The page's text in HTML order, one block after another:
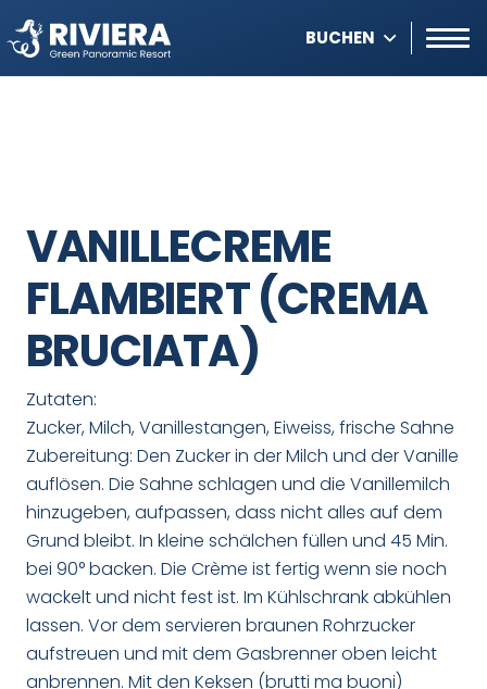
BUCHEN
VANILLECREME
FLAMBIERT (CREMA
BRUCIATA)
Zutaten:
Zucker, Milch, Vanillestangen, Eiweiss, frische Sahne
Zubereitung: Den Zucker in der Milch und der Vanille
auflösen. Die Sahne schlagen und die Vanillemilch
hinzugeben, aufpassen, dass nicht alles auf dem
Grund bleibt. In kleine schälchen füllen und 45 Min.
bei 90° backen. Die Crème ist fertig wenn sie noch
wackelt und nicht fest ist. Im Kühlschrank abkühlen
lassen. Vor dem servieren braunen Rohrzucker
aufstreuen und mit dem Gasbrenner oben leicht
anbrennen. Mit den Keksen (brutti ma buoni)